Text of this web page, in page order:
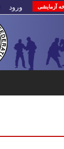
آزمایشی ورود